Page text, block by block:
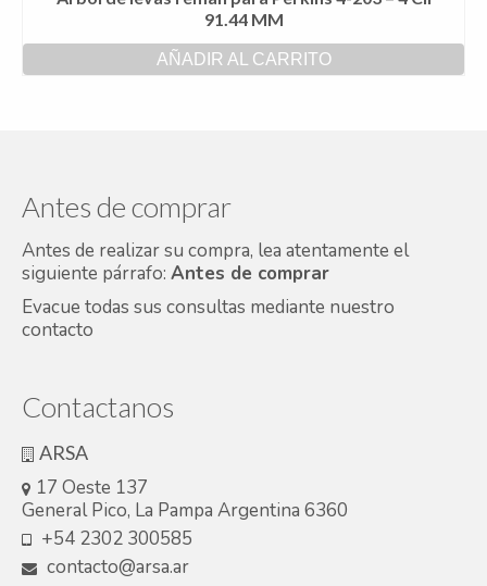
91.44 MM
AÑADIR AL CARRITO
Antes de comprar
Antes de realizar su compra, lea atentamente el
siguiente párrafo: Antes de comprar
Evacue todas sus consultas mediante nuestro
contacto
Contactanos
ARSA
17 Oeste 137
General Pico, La Pampa Argentina 6360
+54 2302 300585
contacto@arsa.ar